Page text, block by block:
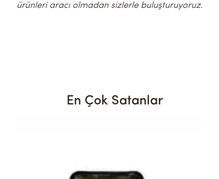
ürünleri aracı olmadan sizlerle buluşturuyoruz.
En Çok Satanlar